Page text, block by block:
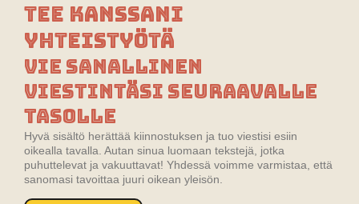
Tee kanssani
yhteistyötä
Vie sanallinen
viestintäsi seuraavalle
tasolle
Hyvä sisältö herättää kiinnostuksen ja tuo viestisi esiin
oikealla tavalla. Autan sinua luomaan tekstejä, jotka
puhuttelevat ja vakuuttavat! Yhdessä voimme varmistaa, että
sanomasi tavoittaa juuri oikean yleisön.